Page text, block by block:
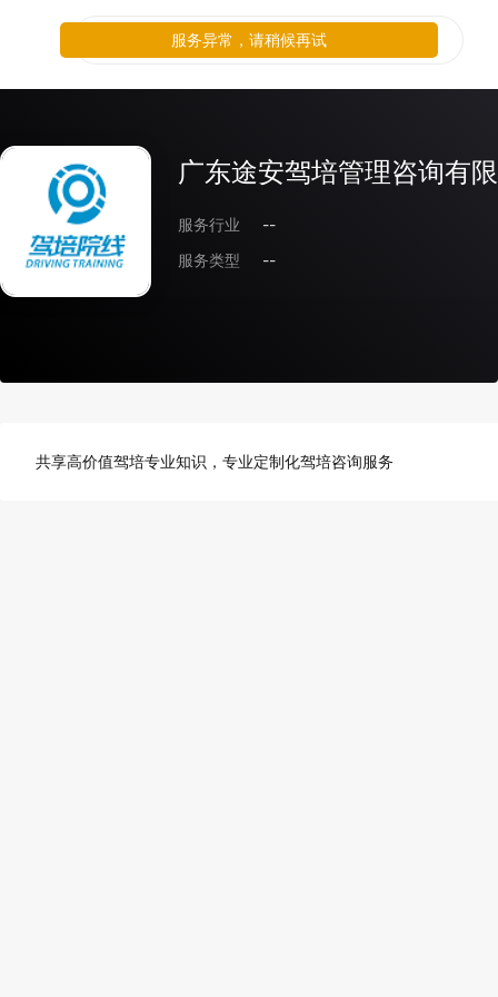
广东途安驾培管理咨询有
服务行业
--
服务类型
--
共享高价值驾培专业知识，专业定制化驾培咨询服务
服务异常，请稍候再试